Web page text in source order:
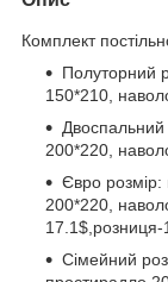
Комплект
Полуторний
150*210,
Двоспальний
200*220,
Євро розмір:
200*220,
17.1$,розниця-
Сімейний